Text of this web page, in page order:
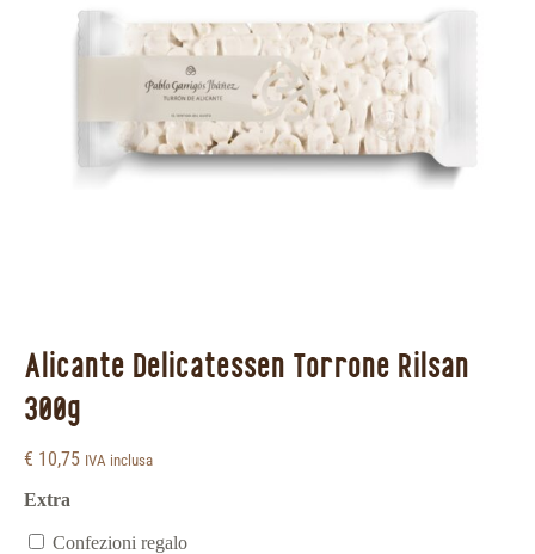
Alicante Delicatessen Torrone Rilsan
300g
€ 10,75 IVA inclusa
Extra
Confezioni regalo